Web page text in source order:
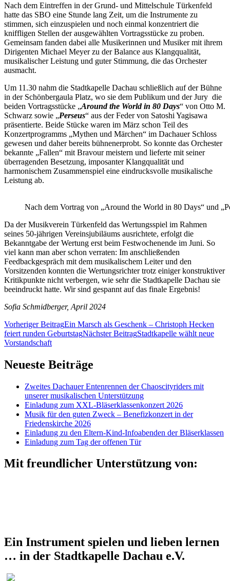
Nach dem Eintreffen in der Grund- und Mittelschule Türkenfeld
hatte das SBO eine Stunde lang Zeit, um die Instrumente zu
stimmen, sich einzuspielen und noch einmal konzentriert die
kniffligen Stellen der ausgewählten Vortragsstücke zu proben.
Gemeinsam fanden dabei alle Musikerinnen und Musiker mit ihrem
Dirigenten Michael Meyer zu der Balance aus Klangqualität,
musikalischer Leistung und guter Stimmung, die das Orchester
ausmacht.
Um 11.30 nahm die Stadtkapelle Dachau schließlich auf der Bühne
in der Schönbergaula Platz, wo sie dem Publikum und der Jury die
beiden Vortragsstücke „Around the World in 80 Days“ von Otto M.
Schwarz sowie „Perseus“ aus der Feder von Satoshi Yagisawa
präsentierte. Beide Stücke waren im März schon Teil des
Konzertprogramms „Mythen und Märchen“ im Dachauer Schloss
gewesen und daher bereits bühnenerprobt. So konnte das Orchester
bekannte „Fallen“ mit Bravour meistern und lieferte mit seiner
überragenden Besetzung, imposanter Klangqualität und
harmonischem Zusammenspiel eine eindrucksvolle musikalische
Leistung ab.
Nach dem Vortrag von „Around the World in 80 Days“ und
Da der Musikverein Türkenfeld das Wertungsspiel im Rahmen
seines 50-jährigen Vereinsjubiläums ausrichtete, erfolgt die
Bekanntgabe der Wertung erst beim Festwochenende im Juni. So
viel kann man aber schon verraten: Im anschließenden
Feedbackgespräch mit dem musikalischem Leiter und den
Vorsitzenden konnten die Wertungsrichter trotz einiger konstruktiver
Kritikpunkte nicht verbergen, wie sehr die Stadtkapelle Dachau sie
beeindruckt hatte. Wir sind gespannt auf das finale Ergebnis!
Sofia Schmidberger, April 2024
Beitragsnavigation
Vorheriger BeitragEin Marsch als Geschenk – Christoph Hecken
feiert runden GeburtstagNächster BeitragStadtkapelle wählt neue
Vorstandschaft
Neueste Beiträge
Zweites Dachauer Entenrennen der Chaoscityriders mit
unserer musikalischen Unterstützung
Einladung zum XXL-Bläserklassenkonzert 2026
Musik für den guten Zweck – Benefizkonzert in der
Friedenskirche 2026
Einladung zu den Eltern-Kind-Infoabenden der Bläserklassen
Einladung zum Tag der offenen Tür
Mit freundlicher Unterstützung von:
Ein Instrument spielen und lieben lernen
… in der Stadtkapelle Dachau e.V.